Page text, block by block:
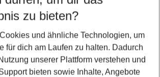
5-8 Nächte
Keine Kinder
Mehr Filter anzeigen
zu bieten?
und ähnliche Technologien, um
für dich am Laufen zu halten. Dadurch
unserer Plattform verstehen und
bieten sowie Inhalte, Angebote